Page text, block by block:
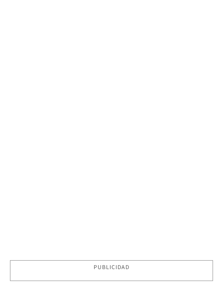
PUBLICIDAD